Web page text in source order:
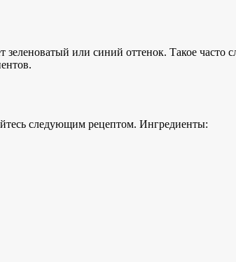
или синий оттенок. Такое часто
следующим рецептом. Ингредиенты: